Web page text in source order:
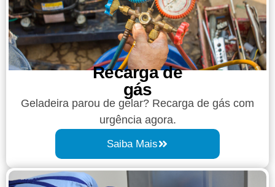
Recarga de
gás
Geladeira parou de gelar? Recarga de gás com
urgência agora.
Saiba Mais